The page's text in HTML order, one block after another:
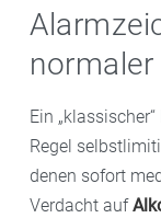
Ein
Regel
denen sofort
Verdacht auf